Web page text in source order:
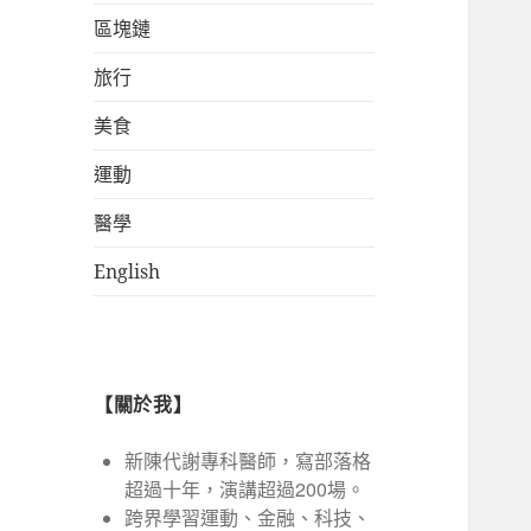
區塊鏈
旅行
美食
運動
醫學
English
【關於我】
新陳代謝專科醫師，寫部落格
超過十年，演講超過200場。
跨界學習運動、金融、科技、